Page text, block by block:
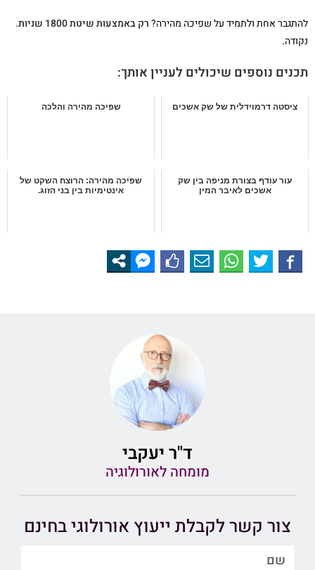
להתגבר אחת ולתמיד על שפיכה מהירה?רק באמצעות שיטת 1800 שניות
.
נקודה.
תכנים נוספים שיכולים לעניין אותך:
ציסטה דרמוידלית של שק אשכים שפיכה מהירה והלכה
עור עודף בצורת מניפה בין שק
אשכים לאיבר המין
שפיכה מהירה: הרוצח השקט של
אינטימיות בין בני הזוג.
ד"ר יעקבי
מומחה לאורולוגיה
צור קשר לקבלת ייעוץ אורולוגי בחינם